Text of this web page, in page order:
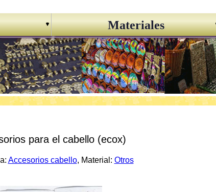
Materiales
para el cabello (ecox)
Accesorios cabello, Material: Otros